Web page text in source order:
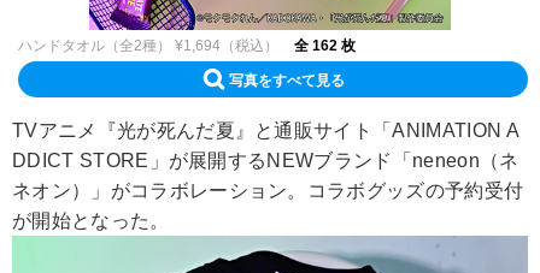
ハンドタオル（全2種） ¥1,694（税込） 全 162 枚
写真をすべて見る
TVアニメ『光が死んだ夏』と通販サイト「ANIMATION A
DDICT STORE」が展開するNEWブランド「neneon（ネ
ネオン）」がコラボレーション。コラボグッズの予約受付
が開始となった。